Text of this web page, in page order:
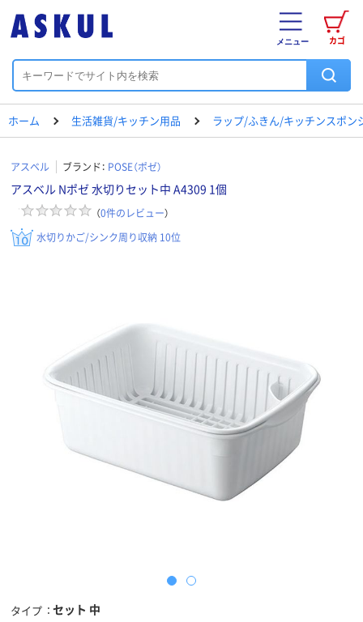
カゴ
メニュー
ホーム 生活雑貨/キッチン用品 ラップ/ふきん/キッチンスポン
アスベル ブランド： POSE（ポゼ）
アスベル Nポゼ 水切りセット中 A4309 1個
（0件のレビュー）
水切りかご/シンク周り収納 10位
タイプ セット 中